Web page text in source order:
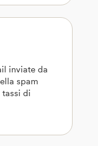
inviate da
spam
di